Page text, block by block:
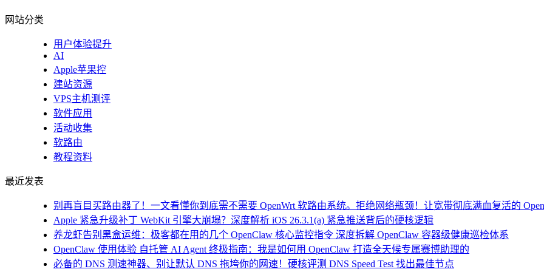
网站分类
用户体验提升
AI
Apple苹果控
建站资源
VPS主机测评
软件应用
活动收集
软路由
教程资料
最近发表
别再盲目买路由器了！一文看懂你到底需不需要 OpenWrt 软路由系统。拒绝网络瓶颈！让宽带彻底满血复活的
Apple 紧急升级补丁 WebKit 引擎大崩塌？深度解析 iOS 26.3.1(a) 紧急推送背后的硬核逻辑
养龙虾告别黑盒运维：极客都在用的几个 OpenClaw 核心监控指令 深度拆解 OpenClaw 容器级健康巡检体系
OpenClaw 使用体验 自托管 AI Agent 终极指南：我是如何用 OpenClaw 打造全天候专属赛博助理的
必备的 DNS 测速神器、别让默认 DNS 拖垮你的网速！硬核评测 DNS Speed Test 找出最佳节点